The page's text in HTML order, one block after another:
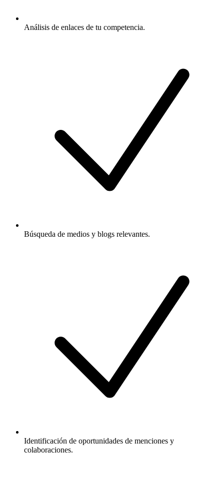
Análisis de enlaces de tu competencia.
Búsqueda de medios y blogs relevantes.
Identificación de oportunidades de menciones y
colaboraciones.